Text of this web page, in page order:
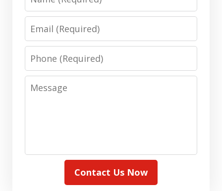
Email
Phone
Message
Contact Us Now